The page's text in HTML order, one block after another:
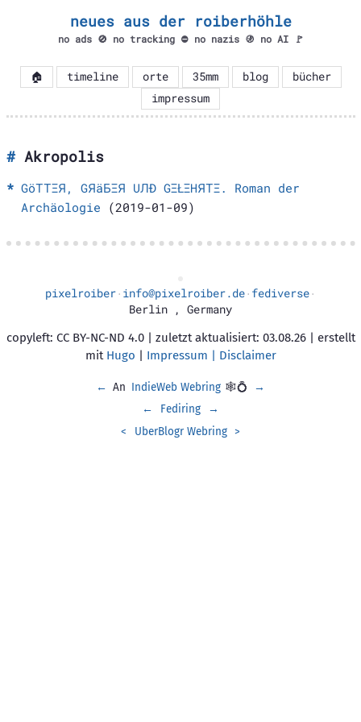
neues aus der roiberhöhle
no ads 🚫 no tracking ⛔ no nazis 🚯 no AI 🚩
🏠 timeline orte 35mm blog
bücher
impressum
Akropolis
GöТТΞЯ, GЯäБΞЯ UЛÐ GΞŁΞHЯТΞ. Roman der
Archäologie (2019-01-09)
pixelroiber· info@pixelroiber.de· fediverse·
Berlin , Germany
copyleft: CC BY-NC-ND 4.0 | zuletzt aktualisiert: 03.08.26 | erstellt
mit Hugo | Impressum | Disclaimer
← An IndieWeb Webring 🕸💍
→
←
Fediring
→
<
UberBlogr Webring >